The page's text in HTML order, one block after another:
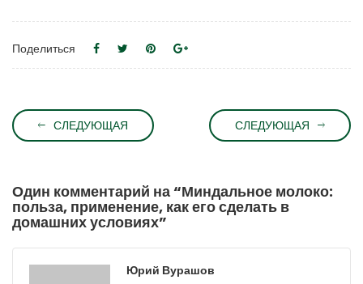
Поделиться
СЛЕДУЮЩАЯ СЛЕДУЮЩАЯ
Один комментарий на “Миндальное молоко:
польза, применение, как его сделать в
домашних условиях”
Юрий Вурашов